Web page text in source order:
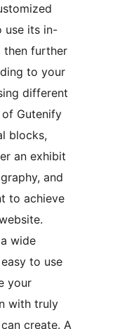
use its in-
then further
to your
different
Gutenify
blocks,
an exhibit
and
to achieve
wide
to use
your
with truly
create. A